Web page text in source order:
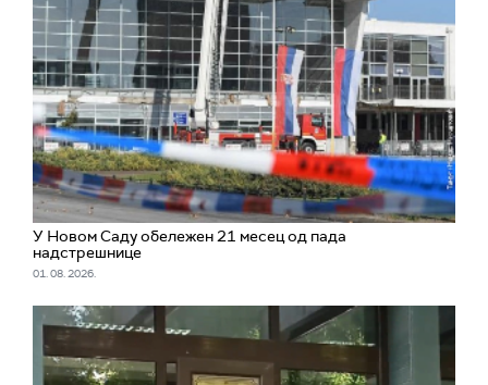
У Новом Саду обележен 21 месец од пада
надстрешнице
01. 08. 2026.